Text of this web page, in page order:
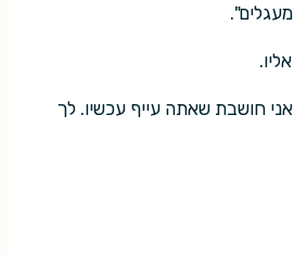
חושבת שאתה עייף עכשיו. לך